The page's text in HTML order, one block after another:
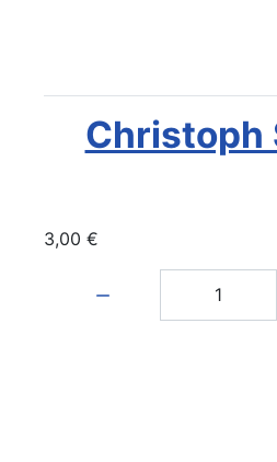
Christoph
3,00 €